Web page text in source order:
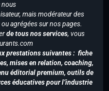
nous
mais modérateur des
agrégées sur nos pages.
de tous nos services, vous
prestations suivantes : fiche
mises en relation, coaching,
éditorial premium, outils de
éducatives pour l’industrie